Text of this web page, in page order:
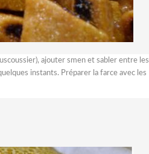
ajouter smen et sabler entre les
instants. Préparer la farce avec les